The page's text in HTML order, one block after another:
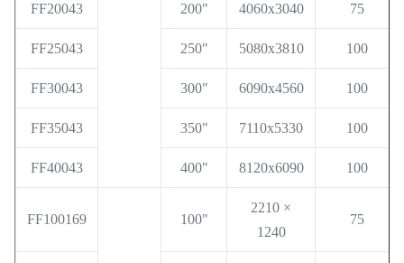
FF20043 200" 4060x3040 75
FF25043 250" 5080x3810 100
FF30043 300" 6090x4560 100
FF35043 350" 7110x5330 100
FF40043 400" 8120x6090 100
FF100169 100"
2210 ×
1240
75